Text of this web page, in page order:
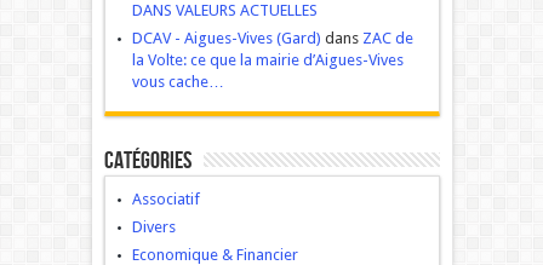
DANS VALEURS ACTUELLES
DCAV - Aigues-Vives (Gard) dans ZAC de
la Volte: ce que la mairie d’Aigues-Vives
vous cache…
Catégories
Associatif
Divers
Economique & Financier